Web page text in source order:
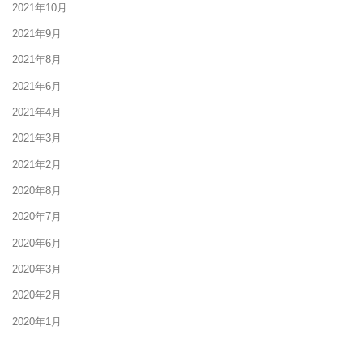
2021年10月
2021年9月
2021年8月
2021年6月
2021年4月
2021年3月
2021年2月
2020年8月
2020年7月
2020年6月
2020年3月
2020年2月
2020年1月